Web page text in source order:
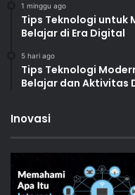
1 minggu ago
Tips Teknologi untuk
Belajar di Era Digital
5 hari ago
Tips Teknologi
Belajar dan Aktivitas
Inovasi